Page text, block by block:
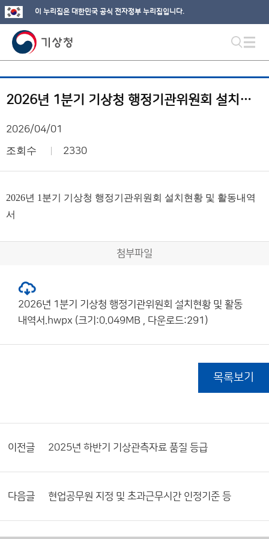
이 누리집은 대한민국 공식 전자정부 누리집입니다.
2026년 1분기 기상청 행정기관위원회 설치현황 및 활동내역서
2026/04/01
조회수 2330
2026년 1분기 기상청 행정기관위원회 설치현황 및 활동내역
서
첨부파일
2026년 1분기 기상청 행정기관위원회 설치현황 및 활동
내역서.hwpx (크기:0.049MB , 다운로드:291)
목록보기
이전글 2025년 하반기 기상관측자료 품질 등급
다음글 현업공무원 지정 및 초과근무시간 인정기준 등